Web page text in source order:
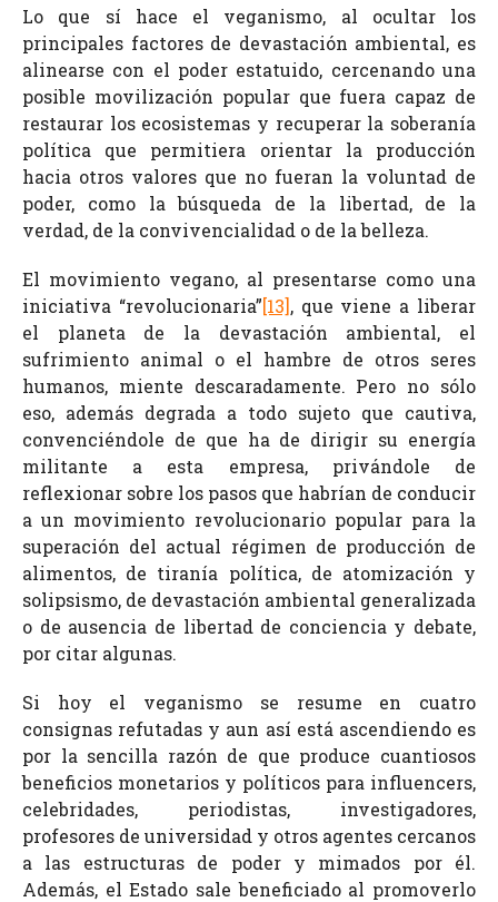
Lo que sí hace el veganismo, al ocultar los
principales factores de devastación ambiental, es
alinearse con el poder estatuido, cercenando una
posible movilización popular que fuera capaz de
restaurar los ecosistemas y recuperar la soberanía
política que permitiera orientar la producción
hacia otros valores que no fueran la voluntad de
poder, como la búsqueda de la libertad, de la
verdad, de la convivencialidad o de la belleza.
El movimiento vegano, al presentarse como una
iniciativa “revolucionaria”[13], que viene a liberar
el planeta de la devastación ambiental, el
sufrimiento animal o el hambre de otros seres
humanos, miente descaradamente. Pero no sólo
eso, además degrada a todo sujeto que cautiva,
convenciéndole de que ha de dirigir su energía
militante a esta empresa, privándole de
reflexionar sobre los pasos que habrían de conducir
a un movimiento revolucionario popular para la
superación del actual régimen de producción de
alimentos, de tiranía política, de atomización y
solipsismo, de devastación ambiental generalizada
o de ausencia de libertad de conciencia y debate,
por citar algunas.
Si hoy el veganismo se resume en cuatro
consignas refutadas y aun así está ascendiendo es
por la sencilla razón de que produce cuantiosos
beneficios monetarios y políticos para influencers,
celebridades, periodistas, investigadores,
profesores de universidad y otros agentes cercanos
a las estructuras de poder y mimados por él.
Además, el Estado sale beneficiado al promoverlo